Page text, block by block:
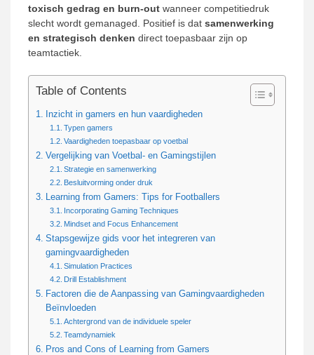
toxisch gedrag en burn-out wanneer competitiedruk
slecht wordt gemanaged. Positief is dat samenwerking
en strategisch denken direct toepasbaar zijn op
teamtactiek.
Table of Contents
Inzicht in gamers en hun vaardigheden
Typen gamers
Vaardigheden toepasbaar op voetbal
Vergelijking van Voetbal- en Gamingstijlen
Strategie en samenwerking
Besluitvorming onder druk
Learning from Gamers: Tips for Footballers
Incorporating Gaming Techniques
Mindset and Focus Enhancement
Stapsgewijze gids voor het integreren van
gamingvaardigheden
Simulation Practices
Drill Establishment
Factoren die de Aanpassing van Gamingvaardigheden
Beïnvloeden
Achtergrond van de individuele speler
Teamdynamiek
Pros and Cons of Learning from Gamers